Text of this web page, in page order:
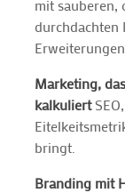
mit sauberen,
durchdachten
Marketing,
kalkuliert
bringt.
Branding mit